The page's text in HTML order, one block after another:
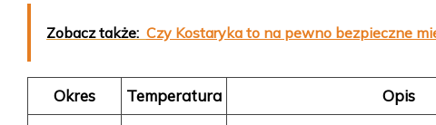
Zobacz także: Czy Kostaryka to na pewno bezpieczne
Okres Temperatura Opis